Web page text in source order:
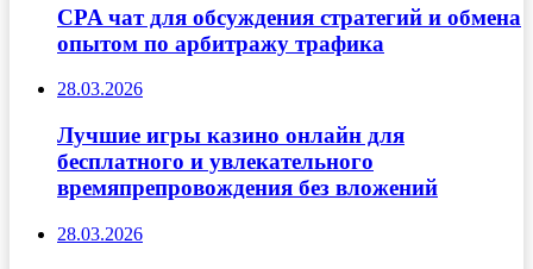
CPA чат для обсуждения стратегий и обмена
опытом по арбитражу трафика
28.03.2026
Лучшие игры казино онлайн для
бесплатного и увлекательного
времяпрепровождения без вложений
28.03.2026